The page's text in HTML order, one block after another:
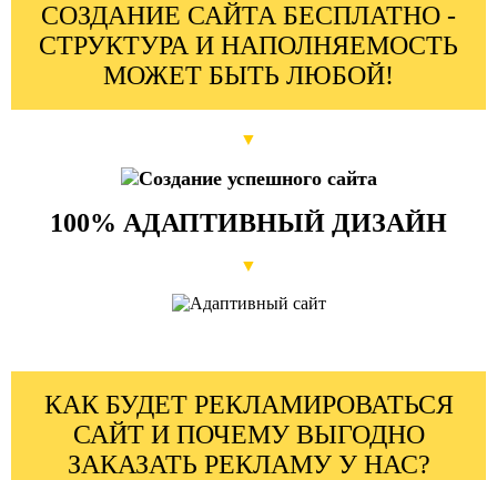
ЗАКАЗАТЬ ✆ 8 923
СОЗДАНИЕ САЙТА БЕСПЛАТНО -
СТРУКТУРА И НАПОЛНЯЕМОСТЬ
МОЖЕТ БЫТЬ ЛЮБОЙ!
▼
100% АДАПТИВНЫЙ ДИЗАЙН
▼
КАК БУДЕТ РЕКЛАМИРОВАТЬСЯ
САЙТ И ПОЧЕМУ ВЫГОДНО
ЗАКАЗАТЬ РЕКЛАМУ У НАС?